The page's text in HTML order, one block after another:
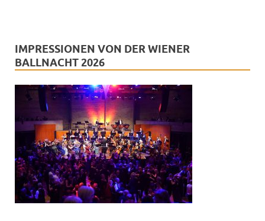
IMPRESSIONEN VON DER WIENER
BALLNACHT 2026